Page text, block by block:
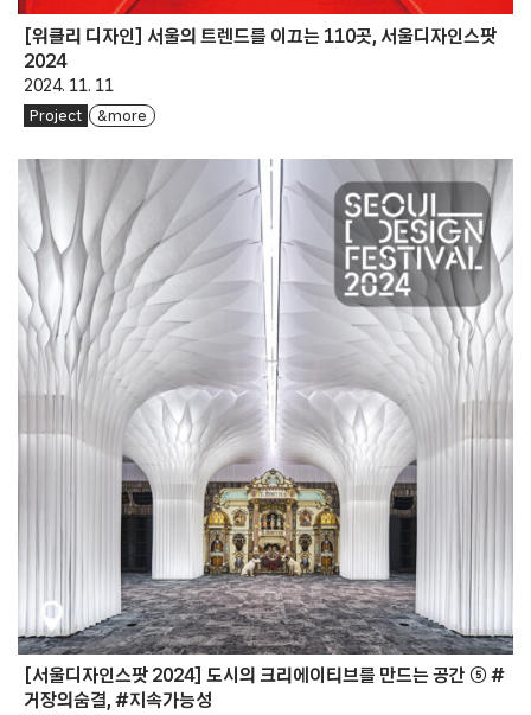
[위클리 디자인] 서울의 트렌드를 이끄는 110곳, 서울디자인스팟
2024
2024. 11. 11
Project & more
[서울디자인스팟 2024] 도시의 크리에이티브를 만드는 공간 ⑤ #
거장의숨결, #지속가능성